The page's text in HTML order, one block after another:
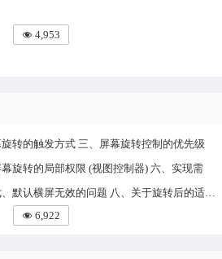
4,953
转的触发方式 三、屏幕旋转控制的优先级
旋转的局部权限 (视图控制器) 六、实现需
默认横屏无效的问题 八、关于旋转后的适…
6,922